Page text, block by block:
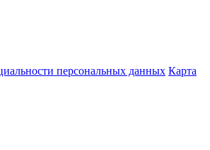
персональных данных Карта